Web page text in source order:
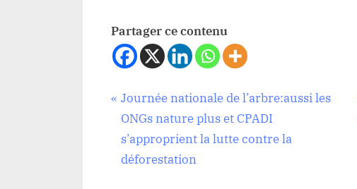
Partager ce contenu
Société
Navigation
de
l’article
P
r
e
v
Journée nationale de l’arbre:aussi les
ONGs nature plus et CPADI
s’approprient la lutte contre la
déforestation